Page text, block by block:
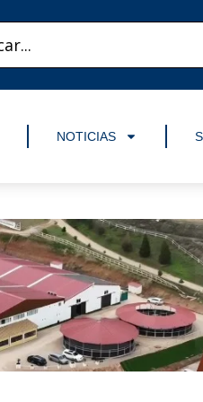
NOTICIAS